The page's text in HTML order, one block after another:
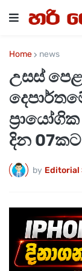
Home news
උසස්
දින
by Editorial